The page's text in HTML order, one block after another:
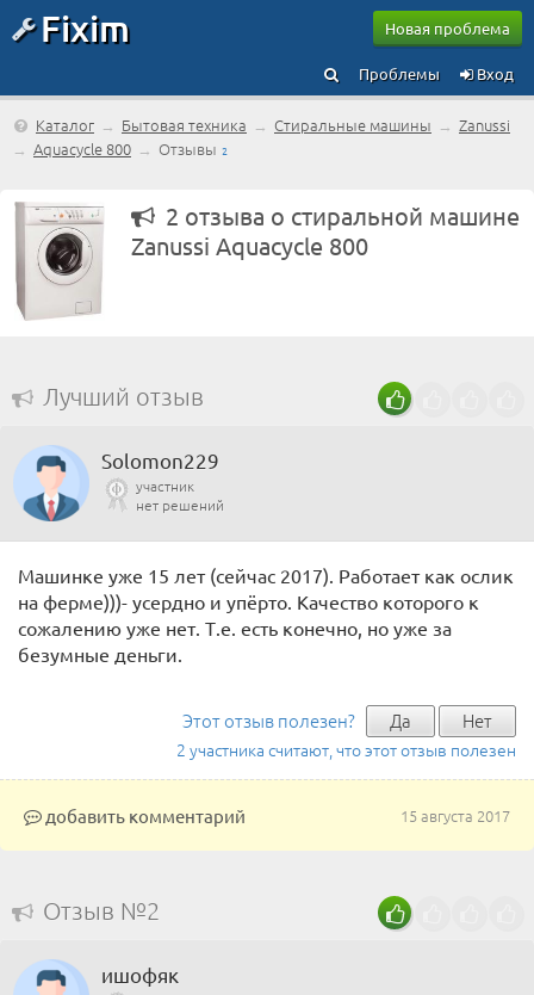
Fixim Новая проблема
Вход
Проблемы
Каталог → Бытовая техника → Стиральные машины → Zanussi
→ Aquacycle 800 → Отзывы 2
2 отзыва о стиральной машине
Zanussi Aquacycle 800
Лучший отзыв
Solomon229
участник
нет решений
Машинке уже 15 лет (сейчас 2017). Работает как ослик
на ферме)))- усердно и упёрто. Качество которого к
сожалению уже нет. Т.е. есть конечно, но уже за
безумные деньги.
Этот отзыв полезен? Да Нет
2 участника считают, что этот отзыв полезен
15 августа 2017
добавить комментарий
Отзыв №2
ишофяк